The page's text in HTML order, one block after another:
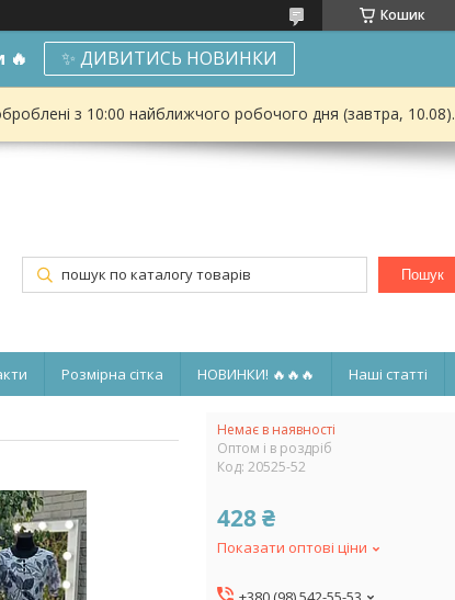
Кошик
🔥 ✨ ДИВИТИСЬ НОВИНКИ
з 10:00 найближчого робочого дня (завтра, 10.08).
Пошук
Розмірна сітка НОВИНКИ! 🔥🔥🔥 Наші статті
Немає в наявності
Оптом і в роздріб
Код: 20525-52
428 ₴
Показати оптові ціни